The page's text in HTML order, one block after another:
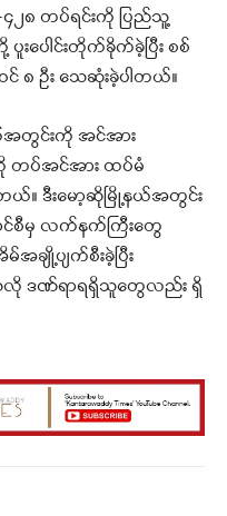
၂၈ တပ်ရင်းကို ပြည်သူ့
းပေါင်းတိုက်ခိုက်ခဲ့ပြီး စစ်
၈ ဦး သေဆုံးခဲ့ပါတယ်။
တွင်းကို အင်အား
တပ်အင်အား ထပ်မံ
။ ဒီးမော့ဆိုမြို့နယ်အတွင်း
ာင်စီမှ လက်နက်ကြီးတွေ
ချို့ပျက်စီးခဲ့ပြီး
ဒဏ်ရာရရှိသူတွေလည်း ရှိ